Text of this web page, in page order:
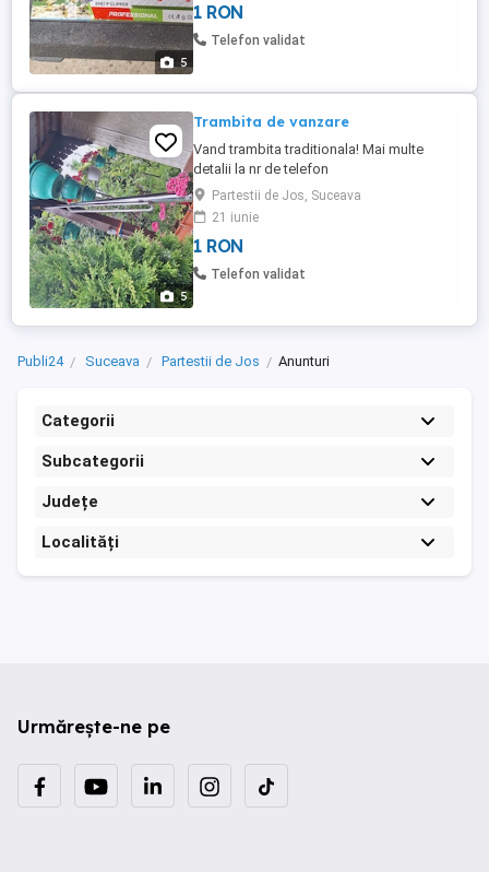
5
1 RON
Telefon validat
5
Trambita de vanzare
Vand trambita traditionala! Mai multe
detalii la nr de telefon
Partestii de Jos, Suceava
21 iunie
1 RON
Telefon validat
Publi24 Suceava Partestii de Jos Anunturi
Categorii
Subcategorii
Județe
Localități
Urmărește-ne pe